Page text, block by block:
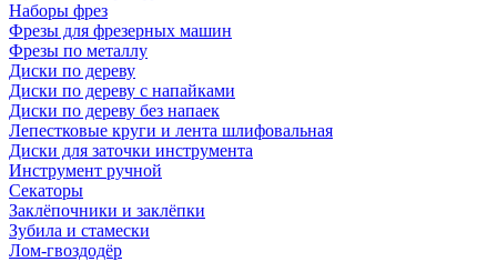
Наборы фрез
Фрезы для фрезерных машин
Фрезы по металлу
Диски по дереву
Диски по дереву с напайками
Диски по дереву без напаек
Лепестковые круги и лента шлифовальная
Диски для заточки инструмента
Инструмент ручной
Секаторы
Заклёпочники и заклёпки
Зубила и стамески
Лом-гвоздодёр